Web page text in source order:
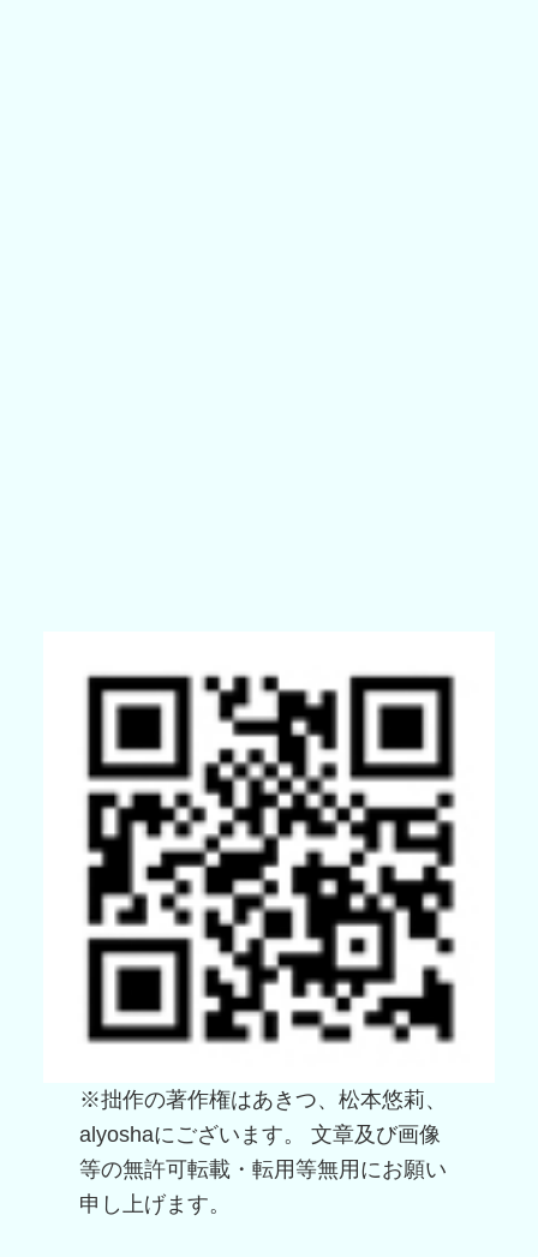
※拙作の著作権はあきつ、松本悠莉、
alyoshaにございます。 文章及び画像
等の無許可転載・転用等無用にお願い
申し上げます。